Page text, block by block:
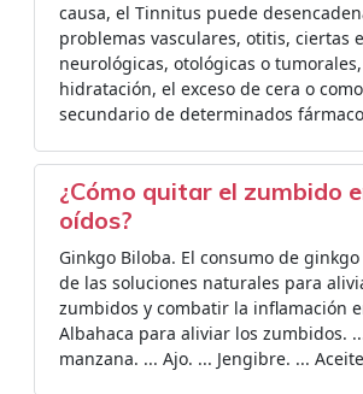
causa, el Tinnitus puede
problemas vasculares, otitis, ciertas
neurológicas, otológicas o
hidratación, el exceso de cera o
secundario de determinados
¿Cómo quitar el zumbido
oídos?
Ginkgo Biloba. El consumo de
de las soluciones naturales para
zumbidos y combatir la inflamación
Albahaca para aliviar los zumbidos.
manzana. ... Ajo. ... Jengibre. ...